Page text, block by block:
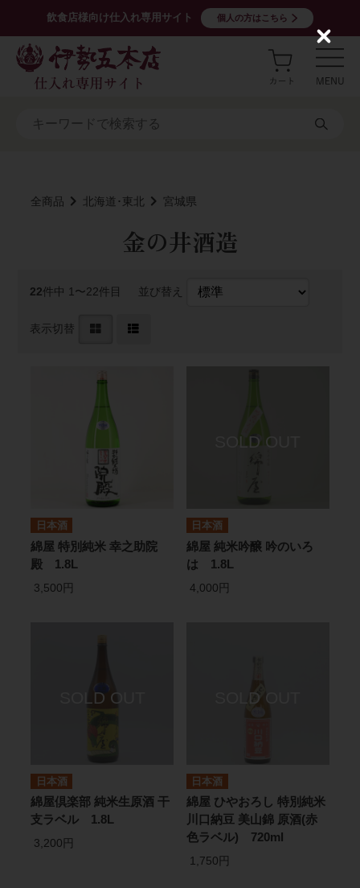
飲食店様向け仕入れ専用サイト 個人の方はこちら
全商品 北海道･東北 宮城県
金の井酒造
22件中 1〜22件目 並び替え
表示切替
日本酒
綿屋 特別純米 幸之助院
殿 1.8L
3,500円
日本酒
綿屋 純米吟醸 吟のいろ
は 1.8L
4,000円
日本酒
綿屋倶楽部 純米生原酒 干
支ラベル 1.8L
3,200円
日本酒
綿屋 ひやおろし 特別純米
川口納豆 美山錦 原酒(赤
色ラベル) 720ml
1,750円
C
l
s